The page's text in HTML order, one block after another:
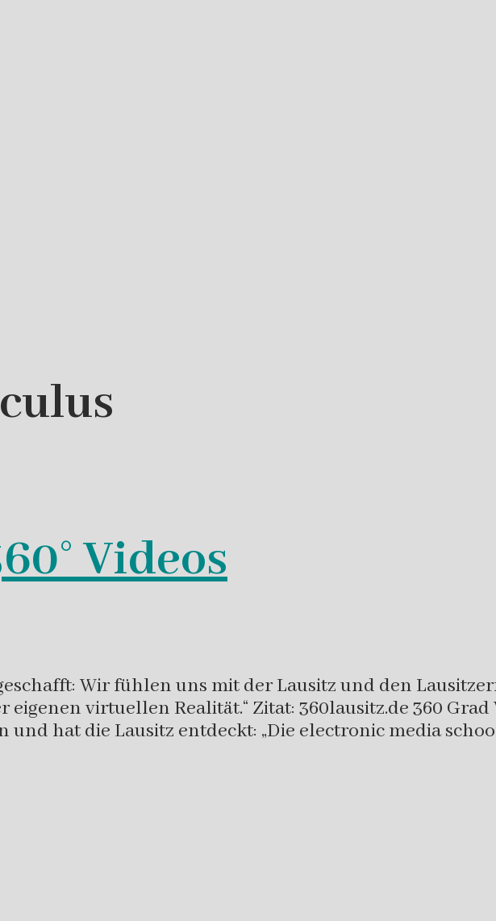
Videos
Wir fühlen uns mit der Lausitz und den
virtuellen Realität.“ Zitat: 360lausitz.de 360
hat die Lausitz entdeckt: „Die electronic media